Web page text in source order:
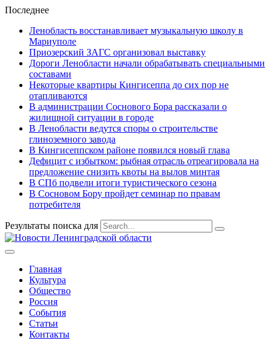
Последнее
Ленобласть восстанавливает музыкальную школу в
Мариуполе
Приозерский ЗАГС организовал выставку
Дороги Ленобласти начали обрабатывать специальными
составами
Некоторые квартиры Кингисеппа до сих пор не
отапливаются
В администрации Соснового Бора рассказали о
жилищной ситуации в городе
В Ленобласти ведутся споры о строительстве
глиноземного завода
В Кингисеппском районе появился новый глава
Дефицит с избытком: рыбная отрасль отреагировала на
предложение снизить квоты на вылов минтая
В СПб подвели итоги туристического сезона
В Сосновом Бору пройдет семинар по правам
потребителя
Результаты поиска для
Главная
Культура
Общество
Россия
События
Статьи
Контакты